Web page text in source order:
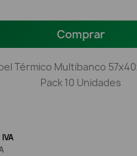
Comprar
Térmico Multibanco
Pack 10 Unidades